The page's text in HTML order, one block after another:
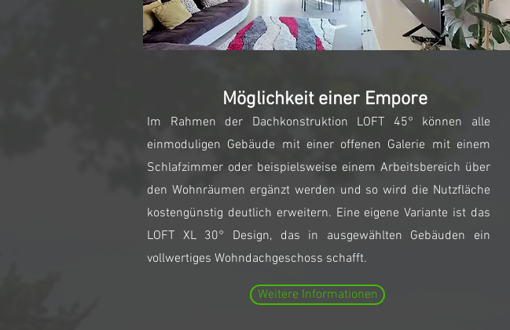
Weitere Informationen
Möglichkeit einer Empore
Im Rahmen der Dachkonstruktion LOFT 45° können alle
einmoduligen Gebäude mit einer offenen Galerie mit einem
Schlafzimmer oder beispielsweise einem Arbeitsbereich über
den Wohnräumen ergänzt werden und so wird die Nutzfläche
kostengünstig deutlich erweitern. Eine eigene Variante ist das
LOFT XL 30° Design, das in ausgewählten Gebäuden ein
vollwertiges Wohndachgeschoss schafft.